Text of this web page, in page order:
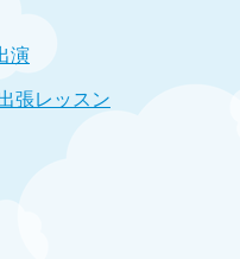
演
張レッスン